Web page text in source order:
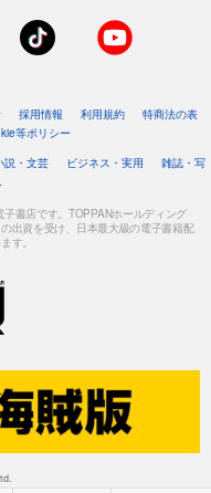
採用情報 利用規約
特商法の表
等ポリシー
説・文芸 ビジネス・実用
雑誌・写
書店です。TOPPANホールディング
出資を受け、日本最大級の電子書籍配
す。